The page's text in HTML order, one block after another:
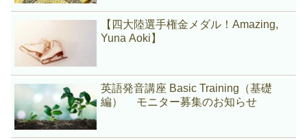
【四大陸選手権金メダル！Amazing,
Yuna Aoki】
英語発音講座 Basic Training（基礎
編） モニター募集のお知らせ